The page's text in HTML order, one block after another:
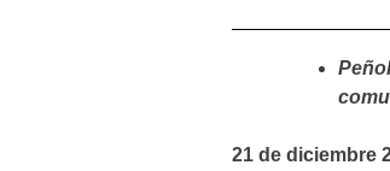
21 de diciembre